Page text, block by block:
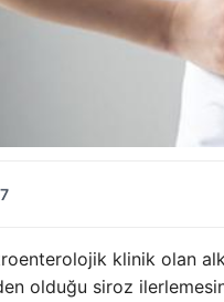
klinik olan
olduğu siroz